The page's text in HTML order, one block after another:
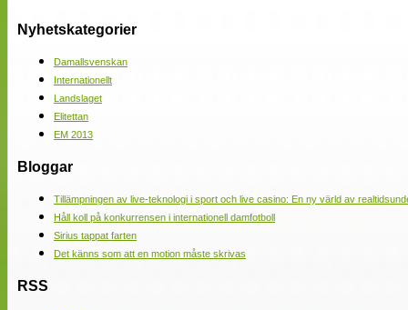
Nyhetskategorier
Damallsvenskan
Internationellt
Landslaget
Elitettan
EM 2013
Bloggar
Tillämpningen av live-teknologi i sport och live casino: En ny värld av
Håll koll på konkurrensen i internationell damfotboll
Sirius tappat farten
Det känns som att en motion måste skrivas
RSS